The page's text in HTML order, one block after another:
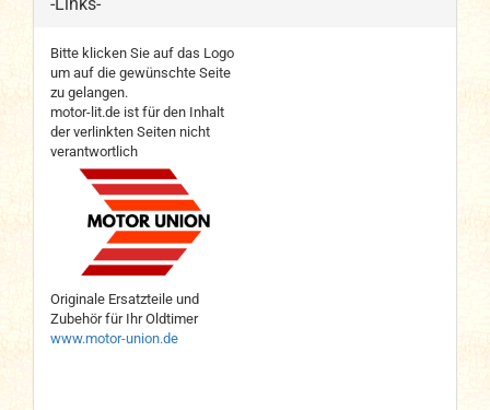
Bitte klicken Sie auf das Logo
um auf die gewünschte Seite
zu gelangen.
motor-lit.de ist für den Inhalt
der verlinkten Seiten nicht
verantwortlich
Originale Ersatzteile und
Zubehör für Ihr Oldtimer
www.motor-union.de